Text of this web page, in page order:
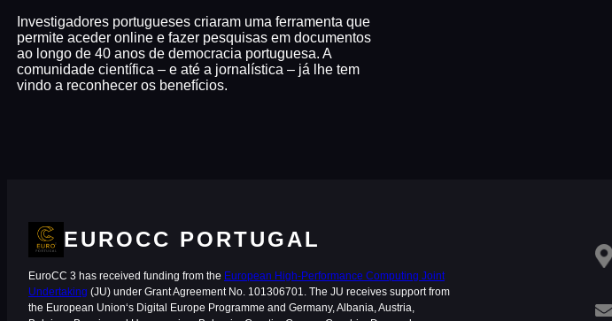
Investigadores portugueses criaram uma ferramenta que
permite aceder online e fazer pesquisas em documentos
ao longo de 40 anos de democracia portuguesa. A
comunidade científica – e até a jornalística – já lhe tem
vindo a reconhecer os benefícios.
EUROCC PORTUGAL
EuroCC 3 has received funding from the European High-Performance Computing Joint
Undertaking (JU) under Grant Agreement No. 101306701. The JU receives support from
the European Union‘s Digital Europe Programme and Germany, Albania, Austria,